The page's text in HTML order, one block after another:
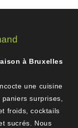
à Bruxelles
une cuisine
surprises,
froids, cocktails
sucrés. Nous